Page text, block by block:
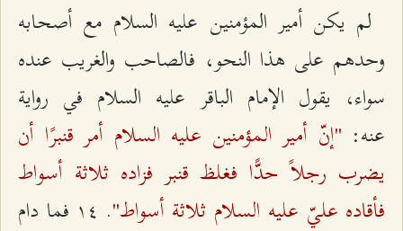
لم يكن أمير المؤمنين عليه السلام مع أصحابه
وحدهم على هذا النحو، فالصاحب والغريب عنده
سواء، يقول الإمام الباقر عليه السلام في رواية
عنه: "إنّ أمير المؤمنين عليه السلام أمر قنبرًا أن
يضرب رجلاً حدًّا فغلظ قنبر فزاده ثلاثة أسواط
فأقاده عليّ عليه السلام ثلاثة أسواط"
. ۱٤ فما دام